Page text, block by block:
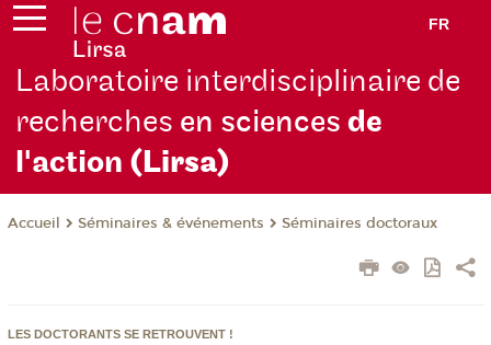
FR
Laboratoire interdisciplinaire de
recherches en sciencesde
l'action (Lirsa)
Accueil Séminaires & événements Séminaires doctoraux
LES DOCTORANTS SE RETROUVENT !